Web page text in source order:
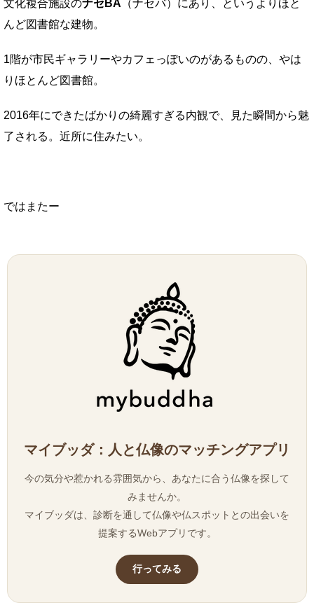
文化複合施設のナセBA （ナセバ）にあり、というよりほと
んど図書館な建物。
1階が市民ギャラリーやカフェっぽいのがあるものの、やは
りほとんど図書館。
2016年にできたばかりの綺麗すぎる内観で、見た瞬間から魅
了される。近所に住みたい。
ではまたー
マイブッダ：人と仏像のマッチングアプリ
今の気分や惹かれる雰囲気から、あなたに合う仏像を探して
みませんか。
マイブッダは、診断を通して仏像や仏スポットとの出会いを
提案するWebアプリです。
行ってみる